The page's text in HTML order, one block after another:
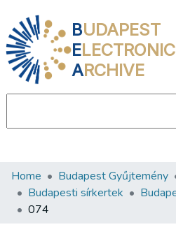
BUDAPEST
ELECTRONIC
ARCHIVE
Communities & Collections
All of DSpace
Home Budapest Gyűjtemény
Budapesti sírkertek
074